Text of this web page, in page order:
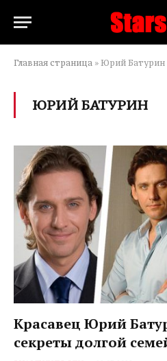
Главная страница » Юрий Батурин
ЮРИЙ БАТУРИН
Красавец Юрий
секреты долгой